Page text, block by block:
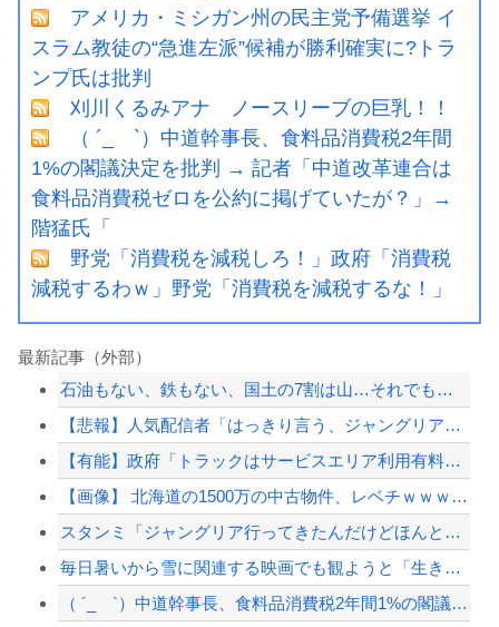
アメリカ・ミシガン州の民主党予備選挙 イ
スラム教徒の“急進左派”候補が勝利確実に?トラ
ンプ氏は批判
刈川くるみアナ ノースリーブの巨乳！！
（ ´_ゝ`）中道幹事長、食料品消費税2年間
1%の閣議決定を批判 → 記者「中道改革連合は
食料品消費税ゼロを公約に掲げていたが？」→
階猛氏「
野党「消費税を減税しろ！」政府「消費税
減税するわｗ」野党「消費税を減税するな！」
最新記事（外部）
石油もない、鉄もない、国土の7割は山…それでも日本が世界屈指の経済大国になれた「...
【悲報】人気配信者「はっきり言う、ジャングリア沖縄ほんとーーーーーーーーにおもん...
【有能】政府「トラックはサービスエリア利用有料化すればサボらず走るし流問題解決じ...
【画像】 北海道の1500万の中古物件、レベチｗｗｗｗｗｗｗｗｗｗｗｗｗｗｗｗｗ...
スタンミ「ジャングリア行ってきたんだけどほんとーーーにおもんない！！！！」
毎日暑いから雪に関連する映画でも観ようと「生きてこそ」を借りたのね
（ ´_ゝ`）中道幹事長、食料品消費税2年間1%の閣議決定を批判 → 記者「中道...